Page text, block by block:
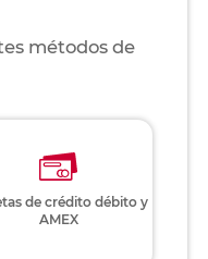
métodos de
de crédito débito y
AMEX